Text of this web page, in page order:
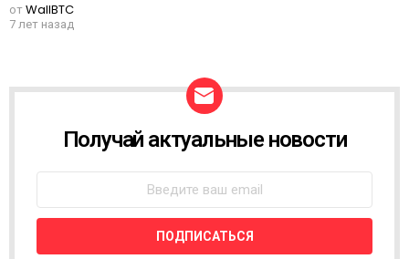
отWallBTC
7 лет назад
W
L
E
T
Получай актуальные новости